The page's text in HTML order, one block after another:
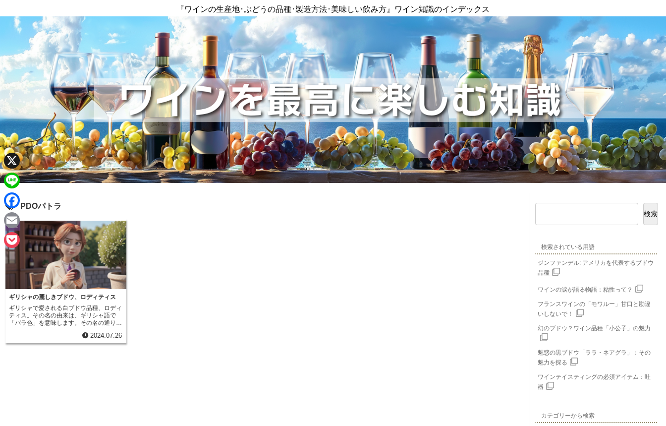
『ワインの生産地･ぶどうの品種･製造方法･美味しい飲み方』ワイン知識のインデックス
PDOパトラ
品種
ギリシャの麗しきブドウ、ロディティス
ギリシャで愛される白ブドウ品種、ロディ
ティス。その名の由来は、ギリシャ語で
「バラ色」を意味します。その名の通り、
了します。この美しいブドウは、ギリシャ
の太陽の恵みをいっぱいに浴びて育ちま
2024.07.26
検索
検索されている用語
ジンファンデル: アメリカを代表するブドウ
品種
ワインの涙が語る物語：粘性って？
フランスワインの「モワルー」甘口と勘違
いしないで！
幻のブドウ？ワイン品種「小公子」の魅力
魅惑の黒ブドウ「ララ・ネアグラ」：その
魅力を探る
ワインテイスティングの必須アイテム：吐
器
カテゴリーから検索
X
L
n
e
F
a
c
e
E
m
P
o
c